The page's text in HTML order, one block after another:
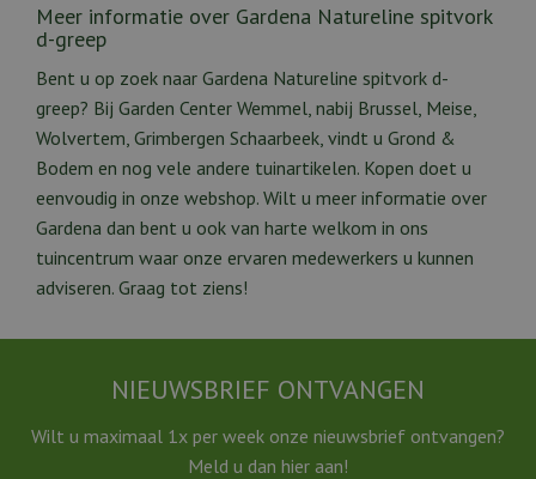
Meer informatie over Gardena Natureline spitvork
d-greep
Bent u op zoek naar Gardena Natureline spitvork d-
greep? Bij Garden Center Wemmel, nabij Brussel, Meise,
Wolvertem, Grimbergen Schaarbeek, vindt u Grond &
Bodem en nog vele andere tuinartikelen. Kopen doet u
eenvoudig in onze webshop. Wilt u meer informatie over
Gardena dan bent u ook van harte welkom in ons
tuincentrum waar onze ervaren medewerkers u kunnen
adviseren. Graag tot ziens!
NIEUWSBRIEF ONTVANGEN
Wilt u maximaal 1x per week onze nieuwsbrief ontvangen?
Meld u dan hier aan!